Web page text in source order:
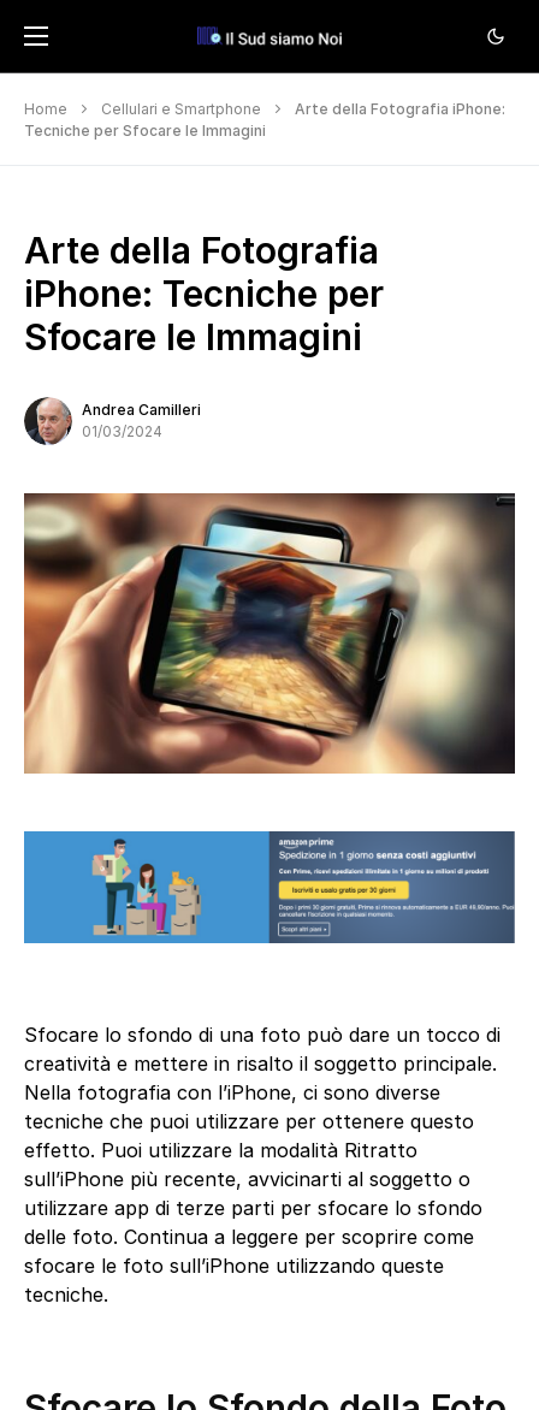
Home Cellulari e Smartphone
Arte della Fotografia iPhone:
Tecniche per Sfocare le Immagini
Arte della Fotografia
iPhone: Tecniche per
Sfocare le Immagini
Andrea Camilleri
01/03/2024
Sfocare lo sfondo di una foto può dare un tocco di
creatività e mettere in risalto il soggetto principale.
Nella fotografia con l’iPhone, ci sono diverse
tecniche che puoi utilizzare per ottenere questo
effetto. Puoi utilizzare la modalità Ritratto
sull’iPhone più recente, avvicinarti al soggetto o
utilizzare app di terze parti per sfocare lo sfondo
delle foto. Continua a leggere per scoprire come
sfocare le foto sull’iPhone utilizzando queste
tecniche.